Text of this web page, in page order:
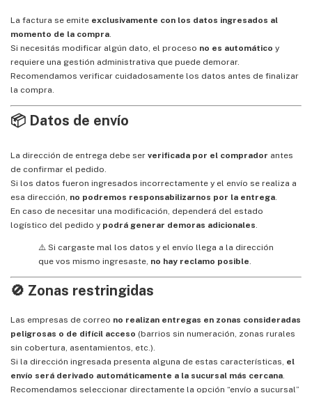
La factura se emite exclusivamente con los datos ingresados al
momento de la compra.
Si necesitás modificar algún dato, el proceso no es automático y
requiere una gestión administrativa que puede demorar.
Recomendamos verificar cuidadosamente los datos antes de finalizar
la compra.
📦 Datos de envío
La dirección de entrega debe ser verificada por el comprador antes
de confirmar el pedido.
Si los datos fueron ingresados incorrectamente y el envío se realiza a
esa dirección, no podremos responsabilizarnos por la entrega.
En caso de necesitar una modificación, dependerá del estado
logístico del pedido y podrá generar demoras adicionales.
⚠️ Si cargaste mal los datos y el envío llega a la dirección
que vos mismo ingresaste, no hay reclamo posible.
🚫 Zonas restringidas
Las empresas de correo no realizan entregas en zonas consideradas
peligrosas o de difícil acceso (barrios sin numeración, zonas rurales
sin cobertura, asentamientos, etc.).
Si la dirección ingresada presenta alguna de estas características, el
envío será derivado automáticamente a la sucursal más cercana.
Recomendamos seleccionar directamente la opción “envío a sucursal”